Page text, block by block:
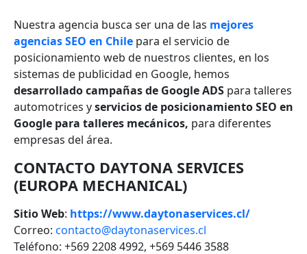
Nuestra agencia busca ser una de las mejores
agencias SEO en Chile para el servicio de
posicionamiento web de nuestros clientes, en los
sistemas de publicidad en Google, hemos
desarrollado campañas de Google ADS para talleres
automotrices yservicios de posicionamiento SEO en
Google para talleres mecánicos, para diferentes
empresas del área.
CONTACTO DAYTONA SERVICES
(EUROPA MECHANICAL)
Sitio Web: https://www.daytonaservices.cl/
Correo: contacto@daytonaservices.cl
Teléfono: +569 2208 4992, +569 5446 3588